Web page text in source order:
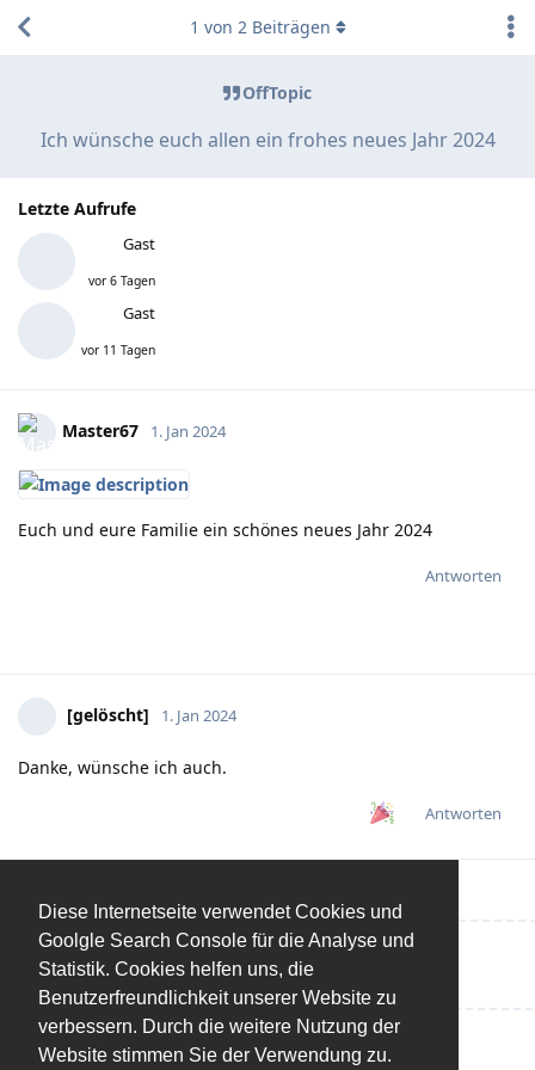
Diese Internetseite verwendet Cookies und
Goolgle Search Console für die Analyse und
Statistik. Cookies helfen uns, die
Benutzerfreundlichkeit unserer Website zu
verbessern. Durch die weitere Nutzung der
Website stimmen Sie der Verwendung zu.
OffTopic
Ich wünsche euch allen ein frohes neues Jahr 2024
Letzte Aufrufe
Gast
vor 6 Tagen
Gast
vor 11 Tagen
1 von 2Beiträgen
Master67 1. Jan 2024
Euch und eure Familie ein schönes neues Jahr 2024
Antworten
[gelöscht] 1. Jan 2024
Danke, wünsche ich auch.
Antworten
Eine Antwort schreiben…